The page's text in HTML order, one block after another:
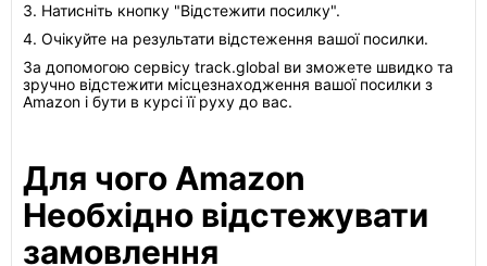
3. Натисніть кнопку "Відстежити посилку".
4. Очікуйте на результати відстеження вашої посилки.
За допомогою сервісу track.global ви зможете швидко та
зручно відстежити місцезнаходження вашої посилки з
Amazon і бути в курсі її руху до вас.
Для чого Amazon
Необхідно відстежувати
замовлення